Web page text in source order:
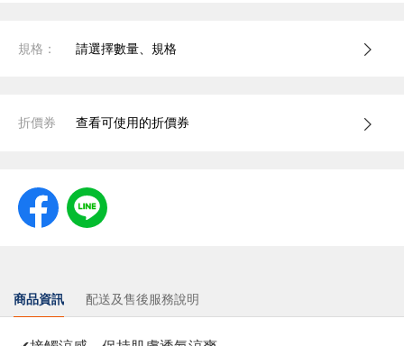
規格： 請選擇數量、規格
折價券 查看可使用的折價券
商品資訊 配送及售後服務說明